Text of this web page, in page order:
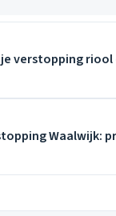
verstopping riool
Waalwijk: